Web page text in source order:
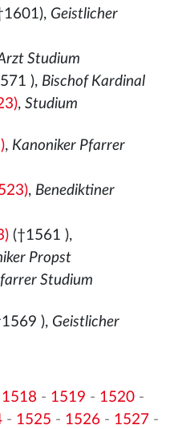
Geistlicher
Studium
), Bischof Kardinal
, Studium
, Kanoniker Pfarrer
, Benediktiner
(†1561 ),
Propst
Studium
), Geistlicher
1518 - 1519 - 1520 -
- 1525 - 1526 - 1527 -